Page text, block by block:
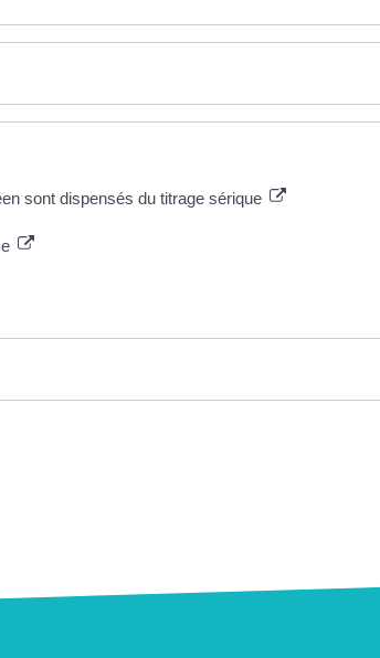
sont dispensés du titrage sérique